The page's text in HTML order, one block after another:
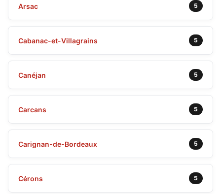
Arsac 5
Cabanac-et-Villagrains 5
Canéjan 5
Carcans 5
Carignan-de-Bordeaux 5
Cérons 5